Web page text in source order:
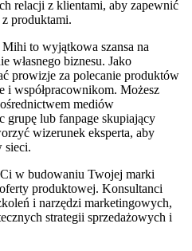
relacji z klientami, aby zapewnić
produktami.
to wyjątkowa szansa na
własnego biznesu. Jako
prowizje za polecanie produktów
współpracownikom. Możesz
mediów
grupę lub fanpage skupiający
wizerunek eksperta, aby
sieci.
w budowaniu Twojej marki
produktowej. Konsultanci
i narzędzi marketingowych,
strategii sprzedażowych i